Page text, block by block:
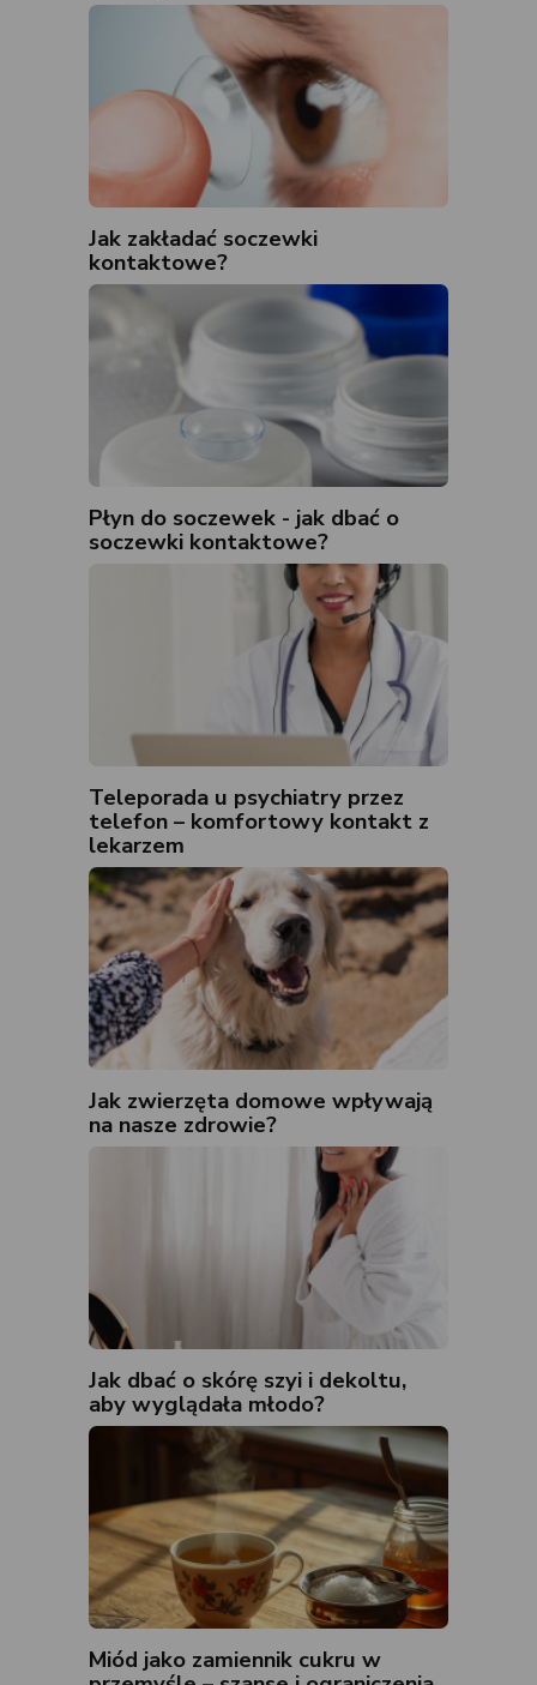
Jak zakładać soczewki
kontaktowe?
Płyn do soczewek - jak dbać o
soczewki kontaktowe?
Teleporada u psychiatry przez
telefon – komfortowy kontakt z
lekarzem
Jak zwierzęta domowe wpływają
na nasze zdrowie?
Jak dbać o skórę szyi i dekoltu,
aby wyglądała młodo?
Miód jako zamiennik cukru w